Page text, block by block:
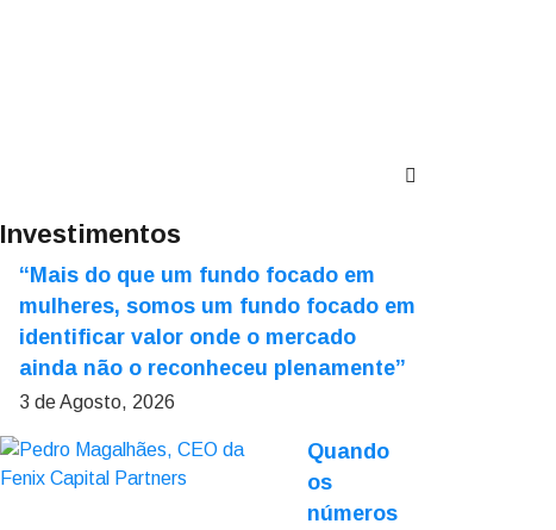
Investimentos
“Mais do que um fundo focado em
mulheres, somos um fundo focado em
identificar valor onde o mercado
ainda não o reconheceu plenamente”
3 de Agosto, 2026
Quando
os
números